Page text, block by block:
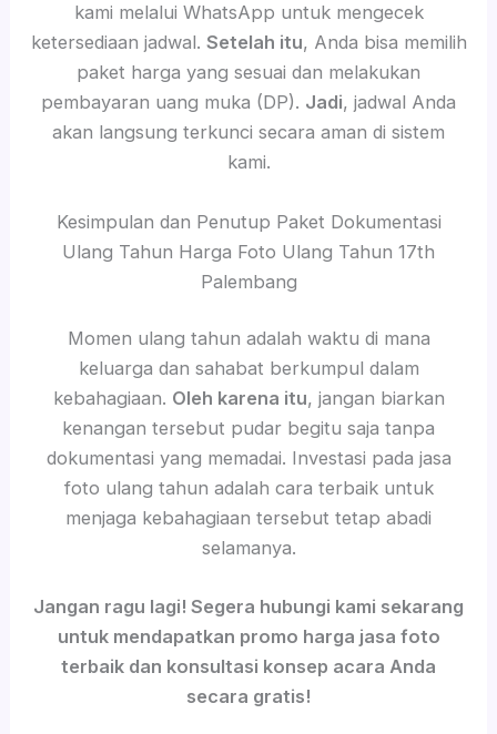
kami melalui WhatsApp untuk mengecek
ketersediaan jadwal. Setelah itu, Anda bisa memilih
paket harga yang sesuai dan melakukan
pembayaran uang muka (DP). Jadi, jadwal Anda
akan langsung terkunci secara aman di sistem
kami.
Kesimpulan dan Penutup Paket Dokumentasi
Ulang Tahun Harga Foto Ulang Tahun 17th
Palembang
Momen ulang tahun adalah waktu di mana
keluarga dan sahabat berkumpul dalam
kebahagiaan. Oleh karena itu, jangan biarkan
kenangan tersebut pudar begitu saja tanpa
dokumentasi yang memadai. Investasi pada jasa
foto ulang tahun adalah cara terbaik untuk
menjaga kebahagiaan tersebut tetap abadi
selamanya.
Jangan ragu lagi! Segera hubungi kami sekarang
untuk mendapatkan promo harga jasa foto
terbaik dan konsultasi konsep acara Anda
secara gratis!